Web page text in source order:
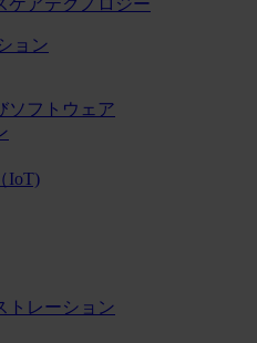
ケアテクノロジー
ョン
ソフトウェア
IoT)
トレーション